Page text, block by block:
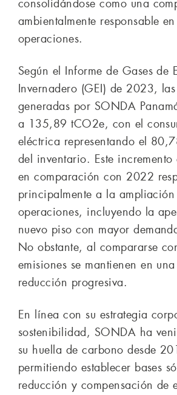
consolidándose como una
ambientalmente responsable en
operaciones.
Según el Informe de Gases de
Invernadero (GEI) de 2023,
generadas por SONDA
a 135,89 tCO2e, con el
eléctrica representando el
del inventario. Este
en comparación con 2022
principalmente a la ampliación
operaciones, incluyendo la
nuevo piso con mayor
No obstante, al compararse
emisiones se mantienen en
reducción progresiva.
En línea con su estrategia
sostenibilidad, SONDA ha
su huella de carbono desde
permitiendo establecer bases
reducción y compensación de